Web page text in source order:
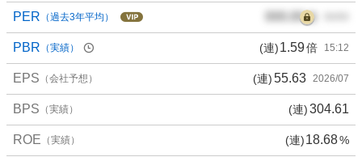
%
様
子
見
0
%
、
PER （過去3年平均） 000.00倍
PBR （実績） (連)1.59倍 15:12
EPS （会社予想） (連)55.63 2026/07
BPS （実績） (連)304.61
ROE （実績） (連)18.68%